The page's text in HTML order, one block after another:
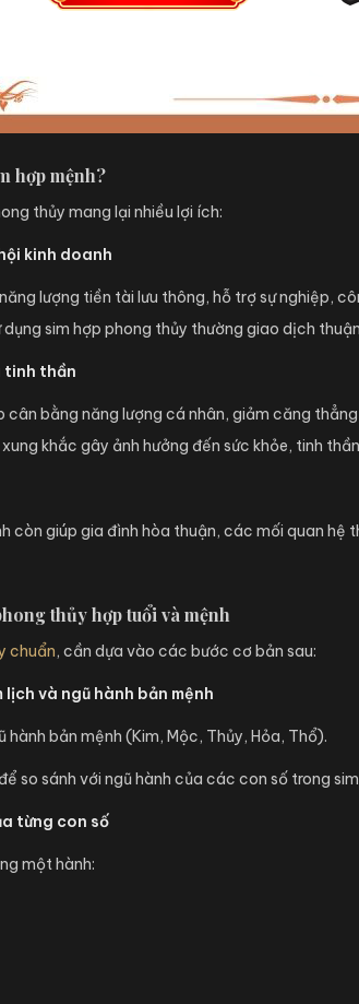
hợp mệnh?
thủy mang lại nhiều lợi ích:
kinh doanh
lượng tiền tài lưu thông, hỗ trợ sự nghiệp,
dụng sim hợp phong thủy thường giao dịch
tinh thần
cân bằng năng lượng cá nhân, giảm căng
khắc gây ảnh hưởng đến sức khỏe, tinh
còn giúp gia đình hòa thuận, các mối quan
thủy hợp tuổi và mệnh
chuẩn, cần dựa vào các bước cơ bản sau:
lịch và ngũ hành bản mệnh
hành bản mệnh (Kim, Mộc, Thủy, Hỏa, Thổ).
so sánh với ngũ hành của các con số trong
từng con số
một hành: